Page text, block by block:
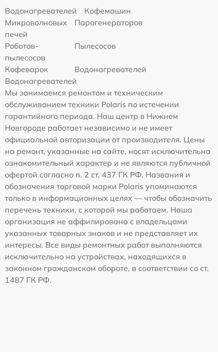
Водонагревателей
Кофемашин
Микроволновых
печей
Парогенераторов
Роботов-
пылесосов
Пылесосов
Кофеварок
Водонагревателей
Водонагревателей
Мы занимаемся ремонтом и техническим
обслуживанием техники Polaris по истечении
гарантийного периода. Наш центр в Нижнем
Новгороде работает независимо и не имеет
официальной авторизации от производителя. Цены
на ремонт, указанные на сайте, носят исключительно
ознакомительный характер и не являются публичной
офертой согласно п. 2 ст. 437 ГК РФ. Названия и
обозначения торговой марки Polaris упоминаются
только в информационных целях — чтобы обозначить
перечень техники, с которой мы работаем. Наша
организация не аффилирована с владельцами
указанных товарных знаков и не представляет их
интересы. Все виды ремонтных работ выполняются
исключительно на устройствах, находящихся в
законном гражданском обороте, в соответствии со ст.
1487 ГК РФ.